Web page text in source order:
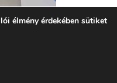
élmény érdekében sütiket